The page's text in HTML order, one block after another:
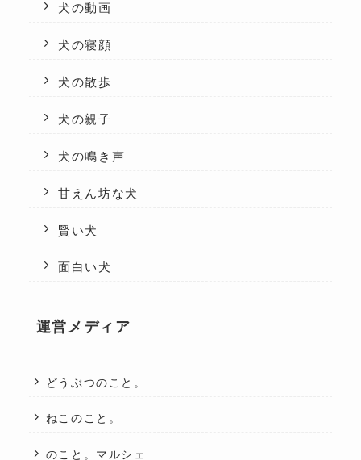
犬の動画
犬の寝顔
犬の散歩
犬の親子
犬の鳴き声
甘えん坊な犬
賢い犬
面白い犬
運営メディア
どうぶつのこと。
ねこのこと。
のこと。マルシェ